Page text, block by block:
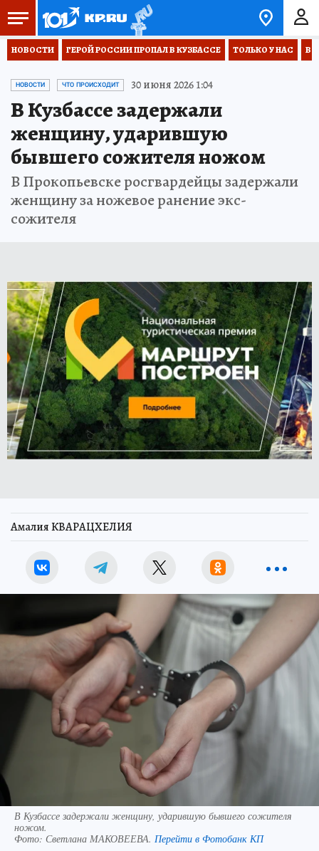
НОВОСТИ ГЕРОЙ РОССИИ ПРОПАЛ В КУЗБАССЕ ТОЛЬКО У НАС
НОВОСТИ ЧТО ПРОИСХОДИТ 30 июня 2026 1:04
В Кузбассе задержали
женщину, ударившую
бывшего сожителя ножом
В Прокопьевске росгвардейцы задержали
женщину за ножевое ранение экс-
сожителя
Амалия КВАРАЦХЕЛИЯ
В Кузбассе задержали женщину, ударившую бывшего сожителя
ножом.
Фото: Светлана МАКОВЕЕВА. Перейти в Фотобанк КП